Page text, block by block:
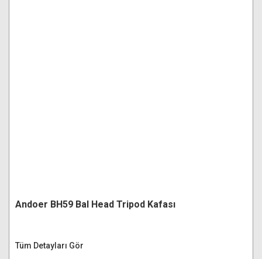
Andoer BH59 Bal Head Tripod Kafası
Tüm Detayları Gör